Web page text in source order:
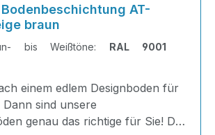
AT-
braun
bis Weißtöne: RAL 9001
einem edlem Designboden für
sind unsere
genau das richtige für Sie! Der